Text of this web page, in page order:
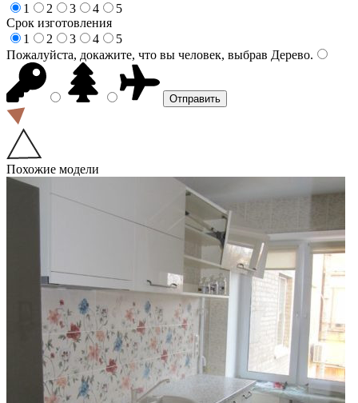
1
2 3 4
5
Срок изготовления
1
2 3 4
5
Пожалуйста, докажите, что вы человек, выбрав Дерево.
Похожие модели